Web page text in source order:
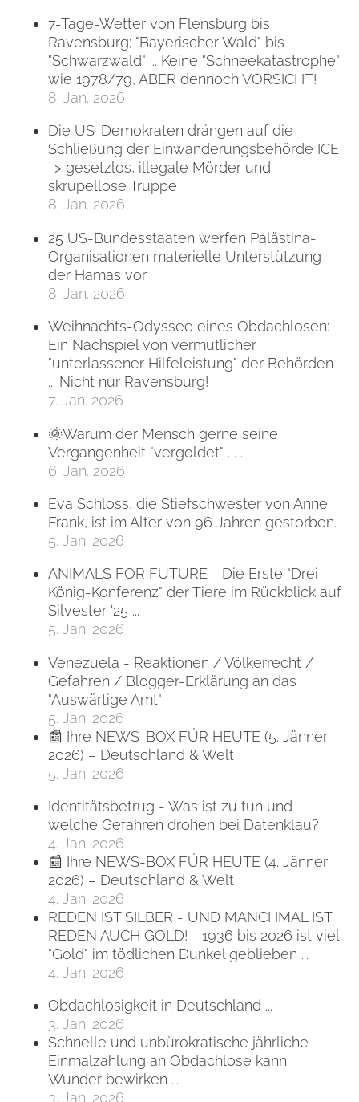
7-Tage-Wetter von Flensburg bis
Ravensburg; "Bayerischer Wald" bis
"Schwarzwald" ... Keine "Schneekatastrophe"
wie 1978/79, ABER dennoch VORSICHT!
8. Jan. 2026
Die US-Demokraten drängen auf die
Schließung der Einwanderungsbehörde ICE
-> gesetzlos, illegale Mörder und
skrupellose Truppe
8. Jan. 2026
25 US-Bundesstaaten werfen Palästina-
Organisationen materielle Unterstützung
der Hamas vor
8. Jan. 2026
Weihnachts-Odyssee eines Obdachlosen:
Ein Nachspiel von vermutlicher
"unterlassener Hilfeleistung" der Behörden
... Nicht nur Ravensburg!
7. Jan. 2026
🌞Warum der Mensch gerne seine
Vergangenheit "vergoldet" . . .
6. Jan. 2026
Eva Schloss, die Stiefschwester von Anne
Frank, ist im Alter von 96 Jahren gestorben.
5. Jan. 2026
ANIMALS FOR FUTURE - Die Erste "Drei-
König-Konferenz" der Tiere im Rückblick auf
Silvester '25 ...
5. Jan. 2026
Venezuela - Reaktionen / Völkerrecht /
Gefahren / Blogger-Erklärung an das
"Auswärtige Amt"
5. Jan. 2026
📰 Ihre NEWS-BOX FÜR HEUTE (5. Jänner
2026) – Deutschland & Welt
5. Jan. 2026
Identitätsbetrug - Was ist zu tun und
welche Gefahren drohen bei Datenklau?
4. Jan. 2026
📰 Ihre NEWS-BOX FÜR HEUTE (4. Jänner
2026) – Deutschland & Welt
4. Jan. 2026
REDEN IST SILBER - UND MANCHMAL IST
REDEN AUCH GOLD! - 1936 bis 2026 ist viel
"Gold" im tödlichen Dunkel geblieben ...
4. Jan. 2026
Obdachlosigkeit in Deutschland ...
3. Jan. 2026
Schnelle und unbürokratische jährliche
Einmalzahlung an Obdachlose kann
Wunder bewirken ...
3. Jan. 2026